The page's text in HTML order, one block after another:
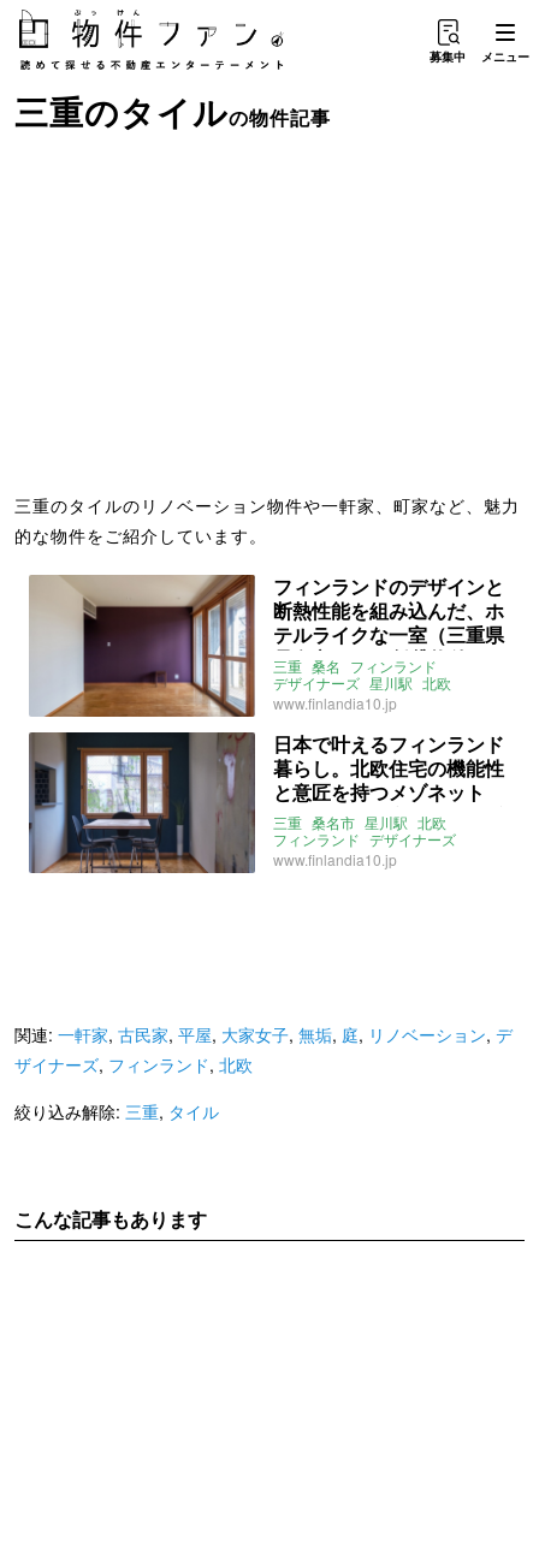
募集中 メニュー
三重のタイルの物件記事
三重のタイルのリノベーション物件や一軒家、町家など、魅力
的な物件をご紹介しています。
フィンランドのデザインと
断熱性能を組み込んだ、ホ
テルライクな一室（三重県
桑名市45㎡の賃貸物件）
三重 桑名
フィンランド
デザイナーズ 星川駅 北欧
家具付き 無垢 タイル
賃貸
www.finlandia10.jp
日本で叶えるフィンランド
暮らし。北欧住宅の機能性
と意匠を持つメゾネット
（三重県桑名市77㎡の賃貸
物件）
三重 桑名市 星川駅 北欧
フィンランド デザイナーズ
メゾネット マンション
無垢 タイル
ライター：山中みく
www.finlandia10.jp
関連: 一軒家, 古民家, 平屋, 大家女子, 無垢, 庭, リノベーション, デ
ザイナーズ, フィンランド, 北欧
絞り込み解除: 三重, タイル
こんな記事もあります